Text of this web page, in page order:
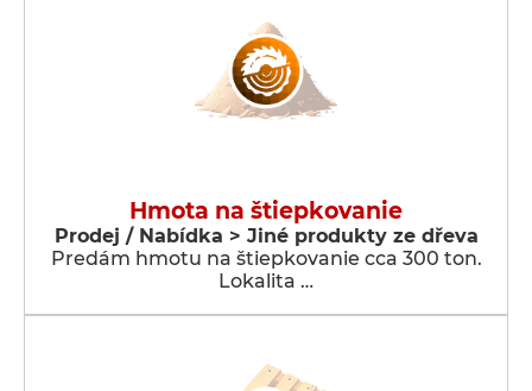
Hmota na štiepkovanie
Prodej / Nabídka > Jiné produkty ze dřeva
Predám hmotu na štiepkovanie cca 300 ton.
Lokalita …